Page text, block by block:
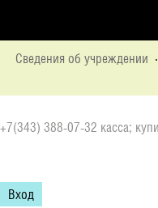
Сведения об учреждении ·
+7(343) 388-07-32 касса;
Вход